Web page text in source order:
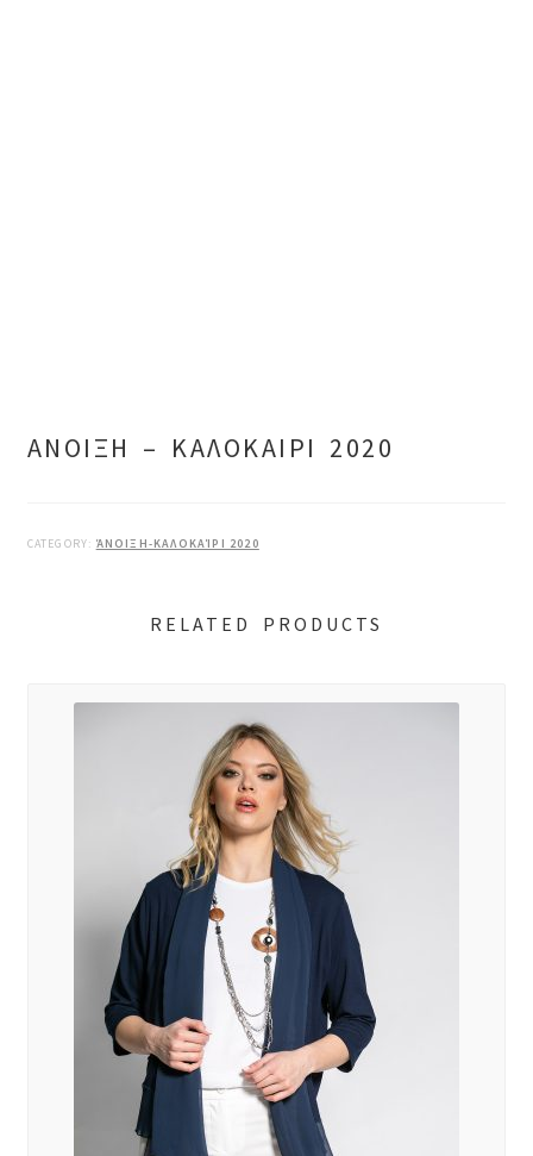
ΑΝΟΙΞΗ – ΚΑΛΟΚΑΙΡΙ 2020
CATEGORY: ΆΝΟΙΞΗ-ΚΑΛΟΚΑΊΡΙ 2020
RELATED PRODUCTS